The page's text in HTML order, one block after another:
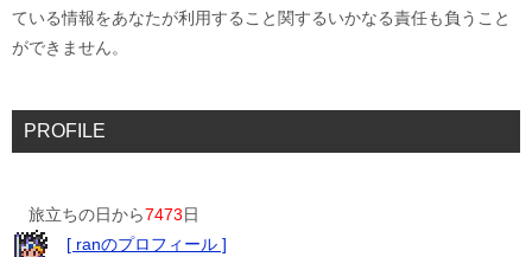
ている情報をあなたが利用すること関するいかなる責任も負うこと
ができません。
PROFILE
旅立ちの日から7473日
[ ranのプロフィール ]